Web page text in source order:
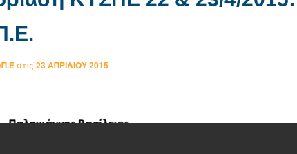
στις 23 ΑΠΡΙΛΊΟΥ 2015